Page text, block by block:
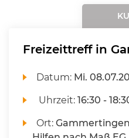
Freizeittreff in
Datum: Mi.
Uhrzeit:16:30 -
Ort: